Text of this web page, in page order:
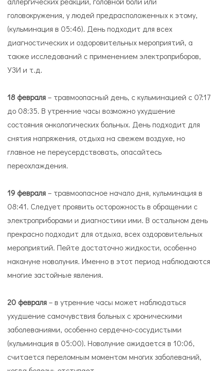
головокружения, у людей предрасположенных к этому,
(кульминация в 05:46). День подходит для всех
диагностических и оздоровительных мероприятий, а
также исследований с применением электроприборов,
УЗИ и т.д.
18 февраля – травмоопасный день, с кульминацией с 07:17
до 08:35. В утренние часы возможно ухудшение
состояния онкологических больных. День подходит для
снятия напряжения, отдыха на свежем воздухе, но
главное не переусердствовать, опасайтесь
переохлаждения.
19 февраля – травмоопасное начало дня, кульминация в
08:41. Следует проявить осторожность в обращении с
электроприборами и диагностики ими. В остальном день
прекрасно подходит для отдыха, всех оздоровительных
мероприятий. Пейте достаточно жидкости, особенно
накануне новолуния. Именно в этот период наблюдаются
многие застойные явления.
20 февраля – в утренние часы может наблюдаться
ухудшение самочувствия больных с хроническими
заболеваниями, особенно сердечно-сосудистыми
(кульминация в 05:00). Новолуние ожидается в 10:06,
считается переломным моментом многих заболеваний,